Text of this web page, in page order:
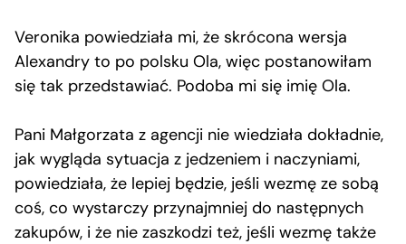
Veronika powiedziała mi, że skrócona wersja
Alexandry to po polsku Ola, więc postanowiłam
się tak przedstawiać. Podoba mi się imię Ola.
Pani Małgorzata z agencji nie wiedziała dokładnie,
jak wygląda sytuacja z jedzeniem i naczyniami,
powiedziała, że lepiej będzie, jeśli wezmę ze sobą
coś, co wystarczy przynajmniej do następnych
zakupów, i że nie zaszkodzi też, jeśli wezmę także